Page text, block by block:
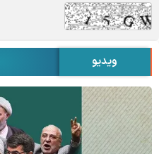
ویدیو